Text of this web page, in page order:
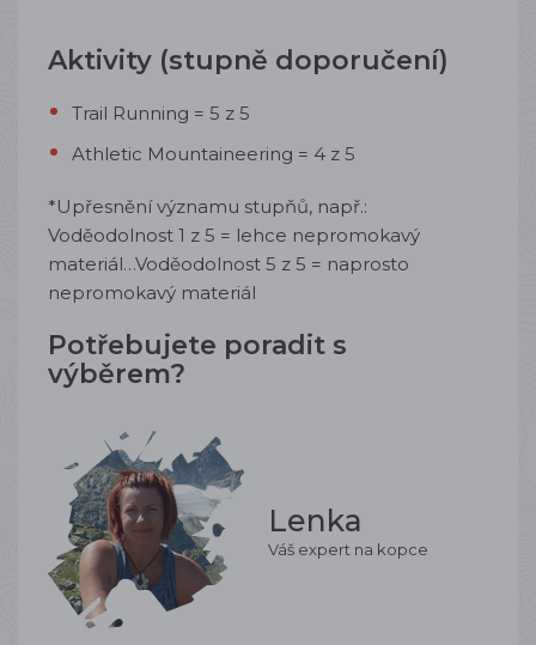
Aktivity (stupně doporučení)
Trail Running = 5 z 5
Athletic Mountaineering = 4 z 5
*Upřesnění významu stupňů, např.:
Voděodolnost 1 z 5 = lehce nepromokavý
materiál…Voděodolnost 5 z 5 = naprosto
nepromokavý materiál
Potřebujete poradit s
výběrem?
Lenka
Váš expert na kopce